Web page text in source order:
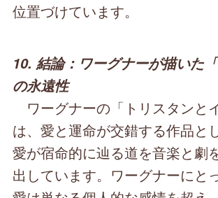
位置づけています。
10. 結論：ワーグナーが描いた
の永遠性
ワーグナーの「トリスタンと
は、愛と運命が交錯する作品と
愛が宿命的に辿る道を音楽と劇
出しています。ワーグナーにと